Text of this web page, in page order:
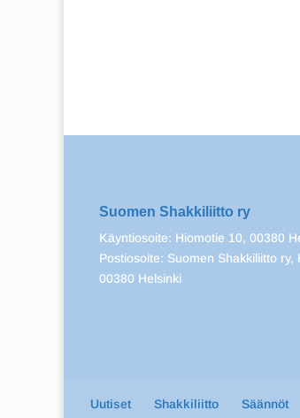
Suomen Shakkiliitto ry
Käyntiosoite: Hiomotie 10, 00380
Postiosoite: Suomen Shakkiliitto ry,
00380 Helsinki
Uutiset Shakkiliitto Säännöt